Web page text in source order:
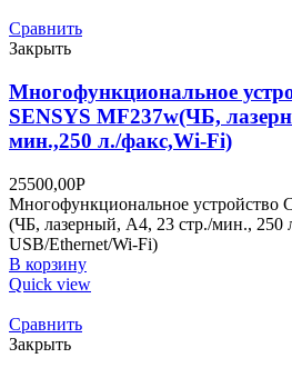
Сравнить
Закрыть
Многофункциональное
SENSYS MF237w(ЧБ,
мин.,250 л./факс,Wi-Fi)
25500,00Р
Многофункциональное устройство
(ЧБ, лазерный, А4, 23 стр./мин., 250
USB/Ethernet/Wi-Fi)
В корзину
Quick view
Сравнить
Закрыть